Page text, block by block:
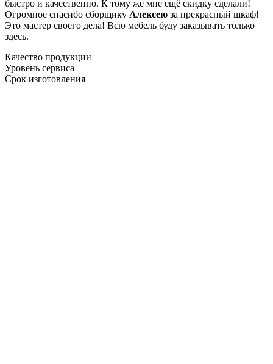
быстро и качественно. К тому же мне ещё скидку сделали!
Огромное спасибо сборщику Алексею за прекрасный шкаф!
Это мастер своего дела! Всю мебель буду заказывать только
здесь.
Качество продукции
Уровень сервиса
Срок изготовления